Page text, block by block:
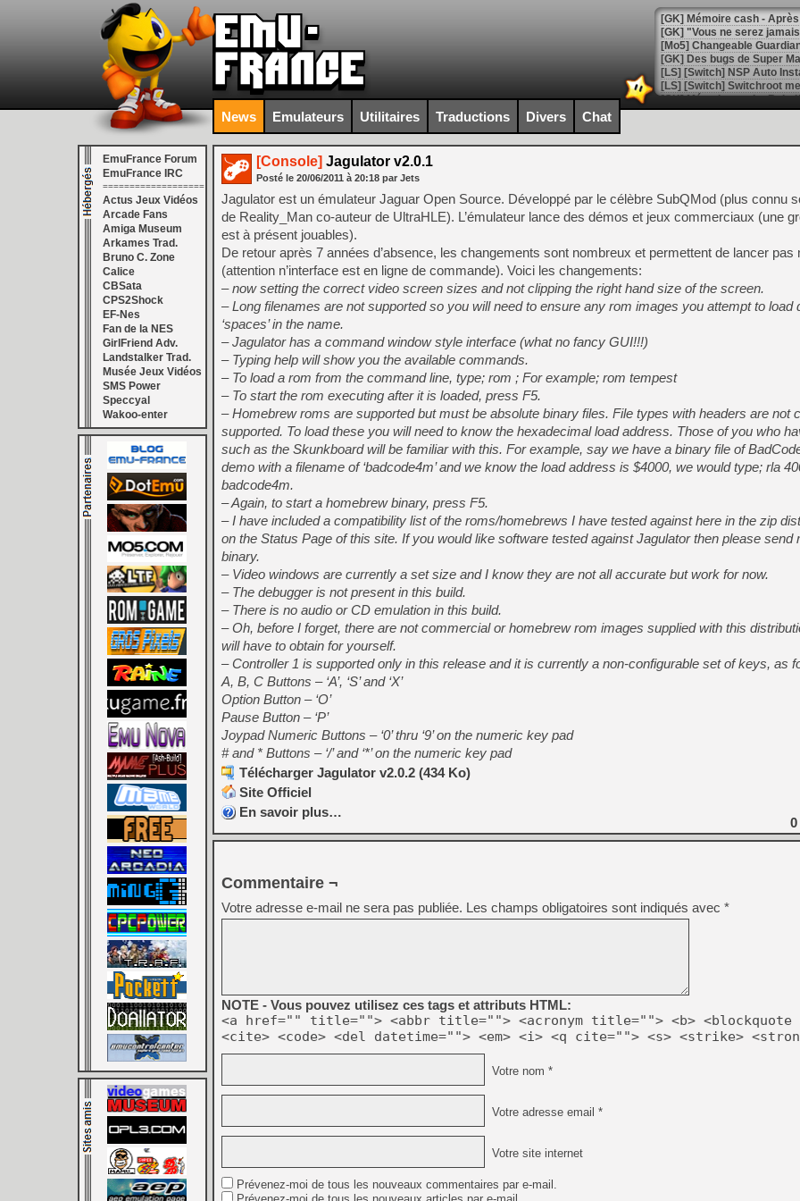
[GK] Mémoire cash -
[GK] "Vous ne serez
[Mo5] Changeable
[GK] Des bugs de Super
[LS] [Switch] NSP Auto
[GK] La saga horrifique
[GK] Le portage de Super
[Mo5] Le jeu de course
[GK] Guillermo del Toro
[GK] Mistfall Hunter : déjà
[GK] Wo Long 2 évolue
[GK] Crossfire : un TPS à
[LS] [PS5] Premiers
[Mo5] DOOM arrive en
[GK] Bethesda fête les 30
[GK] Roblox : l'action en
[GK] Agenda - GeForce
[GK] Devolver Digital en a
[LS] [PS5] ps5-y2jb-
[GK] Pourquoi Marvel
[GK] Test : Restory : Chill
[GK] GTA 6 : Rockstar
[GK] Hot Wheels Infinite
[GK] Mémoire cash -
[GK] Résultats Nintendo :
[GK] Dans ce jeu de
News Emulateurs Utilitaires Traductions Divers Chat
EmuFrance Forum
EmuFrance IRC
===================
Actus Jeux Vidéos
Arcade Fans
Amiga Museum
Arkames Trad.
Bruno C. Zone
Calice
CBSata
CPS2Shock
EF-Nes
Fan de la NES
GirlFriend Adv.
Landstalker Trad.
Musée Jeux Vidéos
SMS Power
Speccyal
Wakoo-enter
[Console] Jagulator v2.0.1
Posté le 20/06/2011 à 20:18 par Jets
Jagulator est un émulateur Jaguar Open Source. Développé par le célèbre SubQMod (plus connu
de Reality_Man co-auteur de UltraHLE). L’émulateur lance des démos et jeux commerciaux (une
est à présent jouables).
De retour après 7 années d’absence, les changements sont nombreux et permettent de lancer pas
(attention n’interface est en ligne de commande). Voici les changements:
– now setting the correct video screen sizes and not clipping the right hand size of the screen.
– Long filenames are not supported so you will need to ensure any rom images you attempt to load
‘spaces’ in the name.
– Jagulator has a command window style interface (what no fancy GUI!!!)
– Typing help will show you the available commands.
– To load a rom from the command line, type; rom ; For example; rom tempest
– To start the rom executing after it is loaded, press F5.
– Homebrew roms are supported but must be absolute binary files. File types with headers are not
supported. To load these you will need to know the hexadecimal load address. Those of you who
such as the Skunkboard will be familiar with this. For example, say we have a binary file of
demo with a filename of ‘badcode4m’ and we know the load address is $4000, we would type; rla
badcode4m.
– Again, to start a homebrew binary, press F5.
– I have included a compatibility list of the roms/homebrews I have tested against here in the zip
on the Status Page of this site. If you would like software tested against Jagulator then please send
binary.
– Video windows are currently a set size and I know they are not all accurate but work for now.
– The debugger is not present in this build.
– There is no audio or CD emulation in this build.
– Oh, before I forget, there are not commercial or homebrew rom images supplied with this
will have to obtain for yourself.
– Controller 1 is supported only in this release and it is currently a non-configurable set of keys, as
A, B, C Buttons – ‘A’, ‘S’ and ‘X’
Option Button – ‘O’
Pause Button – ‘P’
Joypad Numeric Buttons – ‘0’ thru ‘9’ on the numeric key pad
# and * Buttons – ‘/’ and ‘*’ on the numeric key pad
Télécharger Jagulator v2.0.2 (434 Ko)
Site Officiel
En savoir plus…
0
Commentaire ¬
Votre adresse e-mail ne sera pas publiée. Les champs obligatoires sont indiqués avec *
NOTE - Vous pouvez utilisez ces tags et attributs HTML:
<a href="" title=""> <abbr title=""> <acronym title=""> <b> <blockquote
<cite> <code> <del datetime=""> <em> <i> <q cite=""> <s> <strike>
Votre nom *
Votre adresse email *
Votre site internet
Prévenez-moi de tous les nouveaux commentaires par e-mail.